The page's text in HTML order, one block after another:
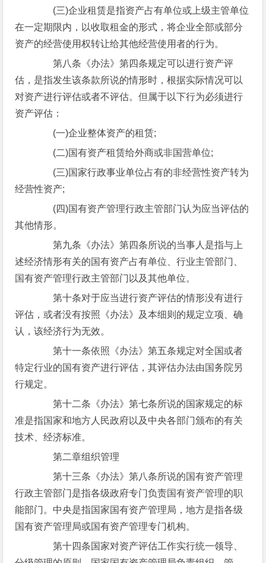
(三)企业租赁是指资产占有单位或上级主管单位
在一定期限内，以收取租金的形式，将企业全部或部分
资产的经营使用权转让给其他经营使用者的行为。
第八条《办法》第四条规定可以进行资产评
估，是指发生该条款所说的情形时，根据实际情况可以
对资产进行评估或者不评估。但属于以下行为必须进行
资产评估：
(一)企业整体资产的租赁;
(二)国有资产租赁给外商或非国营单位;
(三)国家行政事业单位占有的非经营性资产转为
经营性资产;
(四)国有资产管理行政主管部门认为应当评估的
其他情形。
第九条《办法》第四条所说的当事人是指与上
述经济情形有关的国有资产占有单位、行业主管部门、
国有资产管理行政主管部门以及其他单位。
第十条对于应当进行资产评估的情形没有进行
评估，或者没有按照《办法》及本细则的规定立项、确
认，该经济行为无效。
第十一条依照《办法》第五条规定对全国或者
特定行业的国有资产进行评估，其评估办法由国务院另
行规定。
第十二条《办法》第七条所说的国家规定的标
准是指国家和地方人民政府以及中央各部门颁布的有关
技术、经济标准。
第二章组织管理
第十三条《办法》第八条所说的国有资产管理
行政主管部门是指各级政府专门负责国有资产管理的职
能部门。中央是指国家国有资产管理局，地方是指各级
国有资产管理局或国有资产管理专门机构。
第十四条国家对资产评估工作实行统一领导、